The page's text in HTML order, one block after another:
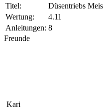
Titel:
Düsentriebs
Wertung:
4.11
Anleitungen: 8
Freunde
Kari